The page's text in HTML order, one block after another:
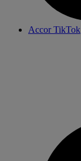
Accor TikTok